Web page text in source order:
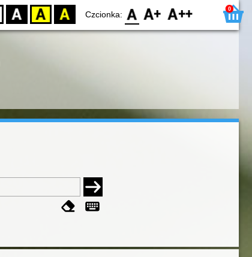
BW YB BY Czcionka: F0 F1 F2 0